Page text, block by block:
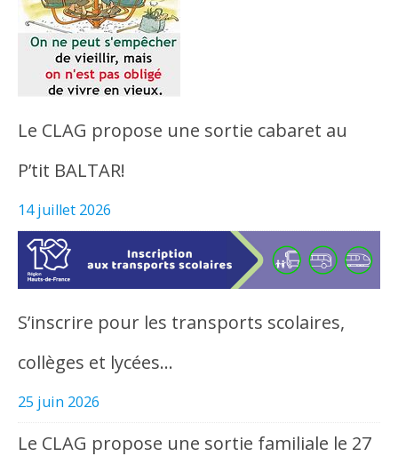
Le CLAG propose une sortie cabaret au
P’tit BALTAR!
14 juillet 2026
S’inscrire pour les transports scolaires,
collèges et lycées…
25 juin 2026
Le CLAG propose une sortie familiale le 27